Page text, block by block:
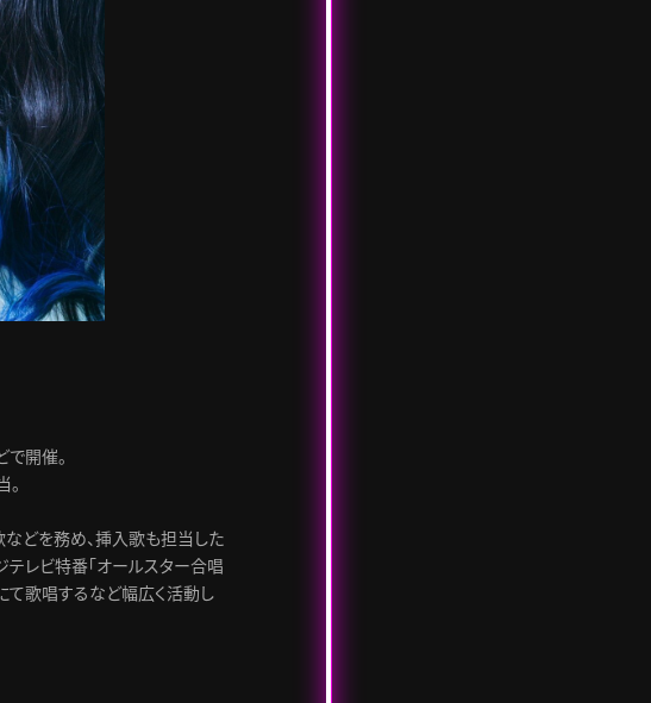
開催。
どを務め、挿入歌も担当した
レビ特番「オールスター合唱
て歌唱するなど幅広く活動し